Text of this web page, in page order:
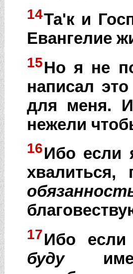
14Та'к и
Евангелие
15Но я не
написал
для меня.
нежели
16Ибо если
хвалиться,
17Ибо если
буду